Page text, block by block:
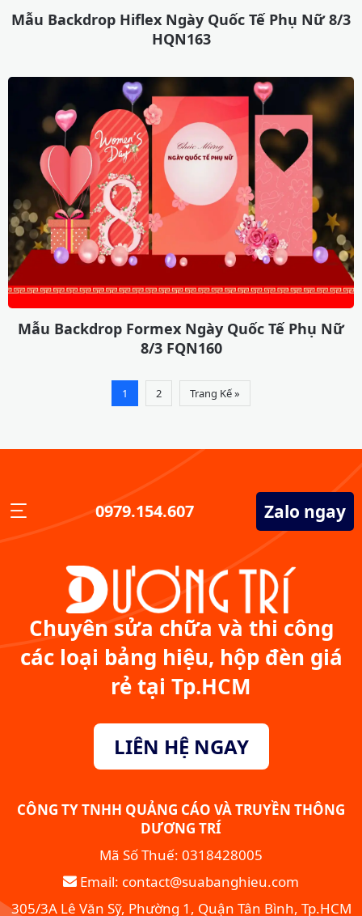
Mẫu Backdrop Hiflex Ngày Quốc Tế Phụ Nữ 8/3
HQN163
Mẫu Backdrop Formex Ngày Quốc Tế Phụ Nữ
8/3 FQN160
1 2 Trang Kế »
0979.154.607 Zalo ngay
Chuyên sửa chữa và thi công
các loại bảng hiệu, hộp đèn giá
rẻ tại Tp.HCM
LIÊN HỆ NGAY
CÔNG TY TNHH QUẢNG CÁO VÀ TRUYỀN THÔNG
DƯƠNG TRÍ
Mã Số Thuế: 0318428005
Email: contact@suabanghieu.com
305/3A Lê Văn Sỹ, Phường 1, Quận Tân Bình, Tp.HCM